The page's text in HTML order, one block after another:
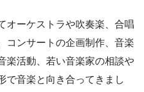
オーケストラや吹奏楽、合唱
コンサートの企画制作、音楽
楽活動、若い音楽家の相談や
で音楽と向き合ってきまし